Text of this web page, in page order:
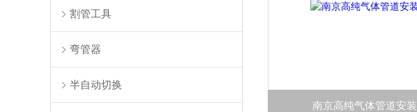
割管工具
弯管器
半自动切换
南京高纯气体管道安装